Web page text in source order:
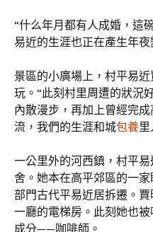
“什么年月都有人成婚，這
易近的生涯也正在產生年夜
景區的小廣場上，村平易
玩。“此刻村里周遭的狀況
內散漫步，再加上曾經完
流，我們的生涯和城包養
一公里外的河西鎮，村平
舍。她本在高平郊區的一
部門古代平易近居拆遷。
一廳的電梯房。此刻她也
成分——咖啡師。